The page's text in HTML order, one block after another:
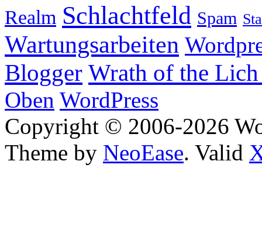
Realm Schlachtfeld Spam
Wartungsarbeiten
Blogger Wrath of the
Oben WordPress
Copyright © 2006-2026
Theme by NeoEase. Valid